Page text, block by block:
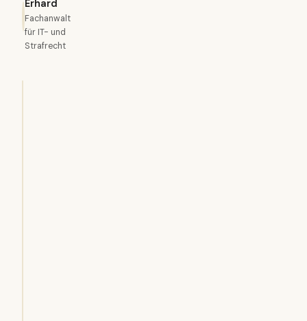
Erhard
Fachanwalt
für IT- und
Strafrecht